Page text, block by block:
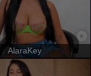
AlaraKey